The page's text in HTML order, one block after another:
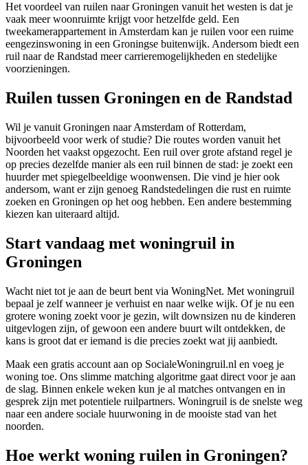
Het voordeel van ruilen naar Groningen vanuit het westen is dat je
vaak meer woonruimte krijgt voor hetzelfde geld. Een
tweekamerappartement in Amsterdam kan je ruilen voor een ruime
eengezinswoning in een Groningse buitenwijk. Andersom biedt een
ruil naar de Randstad meer carrieremogelijkheden en stedelijke
voorzieningen.
Ruilen tussen Groningen en de Randstad
Wil je vanuit Groningen naar Amsterdam ofRotterdam,
bijvoorbeeld voor werk of studie? Die routes worden vanuit het
Noorden het vaakst opgezocht. Een ruil over grote afstand regel je
op precies dezelfde manier als een ruil binnen de stad: je zoekt een
huurder met spiegelbeeldige woonwensen. Die vind je hier ook
andersom, want er zijn genoeg Randstedelingen die rust en ruimte
zoeken en Groningen op het oog hebben. Een andere bestemming
kiezen kan uiteraard altijd.
Start vandaag met woningruil in
Groningen
Wacht niet tot je aan de beurt bent via WoningNet. Met woningruil
bepaal je zelf wanneer je verhuist en naar welke wijk. Of je nu een
grotere woning zoekt voor je gezin, wilt downsizen nu de kinderen
uitgevlogen zijn, of gewoon een andere buurt wilt ontdekken, de
kans is groot dat er iemand is die precies zoekt wat jij aanbiedt.
Maak een gratis account aan op SocialeWoningruil.nl en voeg je
woning toe. Ons slimme matching algoritme gaat direct voor je aan
de slag. Binnen enkele weken kun je al matches ontvangen en in
gesprek zijn met potentiele ruilpartners. Woningruil is de snelste weg
naar een andere sociale huurwoning in de mooiste stad van het
noorden.
Hoe werkt woning ruilen in Groningen?